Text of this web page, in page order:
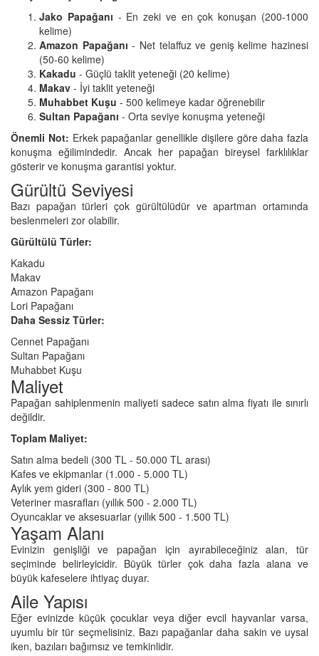
Jako Papağanı - En zeki ve en çok konuşan (200-1000
kelime)
Amazon Papağanı - Net telaffuz ve geniş kelime hazinesi
(50-60 kelime)
Kakadu - Güçlü taklit yeteneği (20 kelime)
Makav - İyi taklit yeteneği
Muhabbet Kuşu - 500 kelimeye kadar öğrenebilir
Sultan Papağanı - Orta seviye konuşma yeteneği
Önemli Not: Erkek papağanlar genellikle dişilere göre daha fazla
konuşma eğilimindedir. Ancak her papağan bireysel farklılıklar
gösterir ve konuşma garantisi yoktur.
Gürültü Seviyesi
Bazı papağan türleri çok gürültülüdür ve apartman ortamında
beslenmeleri zor olabilir.
Gürültülü Türler:
Kakadu
Makav
Amazon Papağanı
Lori Papağanı
Daha Sessiz Türler:
Cennet Papağanı
Sultan Papağanı
Muhabbet Kuşu
Maliyet
Papağan sahiplenmenin maliyeti sadece satın alma fiyatı ile sınırlı
değildir.
Toplam Maliyet:
Satın alma bedeli (300 TL - 50.000 TL arası)
Kafes ve ekipmanlar (1.000 - 5.000 TL)
Aylık yem gideri (300 - 800 TL)
Veteriner masrafları (yıllık 500 - 2.000 TL)
Oyuncaklar ve aksesuarlar (yıllık 500 - 1.500 TL)
Yaşam Alanı
Evinizin genişliği ve papağan için ayırabileceğiniz alan, tür
seçiminde belirleyicidir. Büyük türler çok daha fazla alana ve
büyük kafeselere ihtiyaç duyar.
Aile Yapısı
Eğer evinizde küçük çocuklar veya diğer evcil hayvanlar varsa,
uyumlu bir tür seçmelisiniz. Bazı papağanlar daha sakin ve uysal
iken, bazıları bağımsız ve temkinlidir.